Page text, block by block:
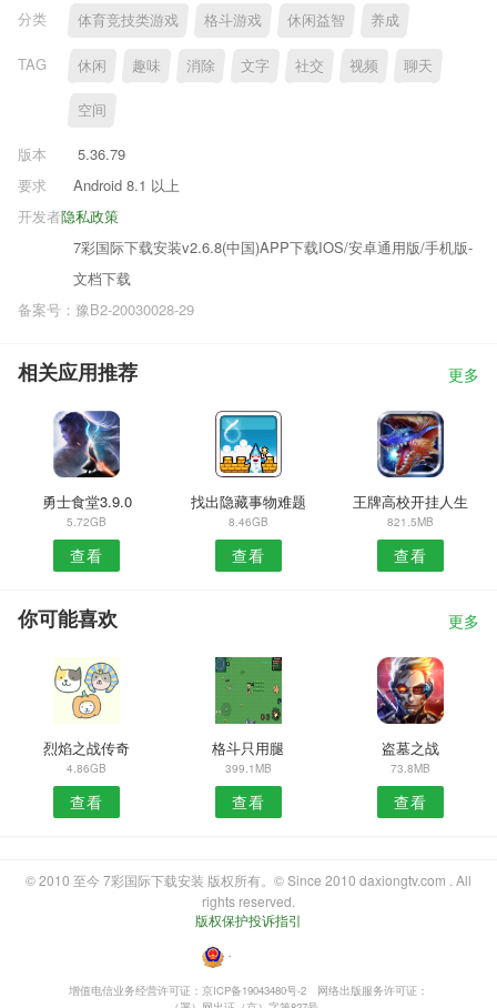
分类
体育竞技类游戏 格斗游戏 休闲益智 养成
TAG 休闲 趣味 消除 文字 社交 视频 聊天
空间
版本
5.36.79
要求
Android 8.1 以上
隐私政策
开发者
7彩国际下载安装v2.6.8(中国)APP下载IOS/安卓通用版/手机版-
文档下载
备案号：豫B2-20030028-29
相关应用推荐 更多
勇士食堂3.9.0
5.72GB
查看
找出隐藏事物难题
8.46GB
查看
王牌高校开挂人生
821.5MB
查看
你可能喜欢 更多
烈焰之战传奇
4.86GB
查看
格斗只用腿
399.1MB
查看
盗墓之战
73.8MB
查看
© 2010 至今 7彩国际下载安装 版权所有。© Since 2010 daxiongtv.com . All
rights reserved.
版权保护投诉指引
・
增值电信业务经营许可证：京ICP备19043480号-2
网络出版服务许可证：